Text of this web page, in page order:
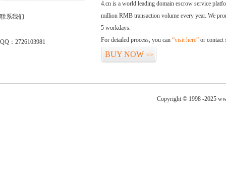
联系我们
QQ：2726103981
4.cn is a world leading domain escrow service
million RMB transaction volume every year. We
5 workdays.
For detailed process, you can “visit here” or contact
BUY NOW >>
Copyright © 1998 -2025